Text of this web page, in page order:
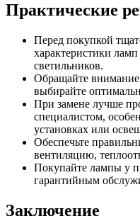
Практические
Перед покупкой
характеристики
светильников.
Обращайте внимание
выбирайте
При замене лучше
специалистом,
установках или
Обеспечьте
вентиляцию,
Покупайте лампы у
гарантийным
Заключение